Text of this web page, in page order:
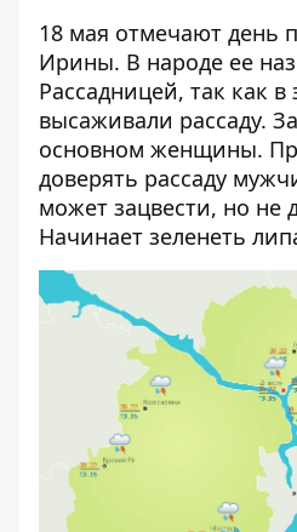
18 мая отмечают день
Ирины. В народе ее
Рассадницей, так как в
высаживали рассаду.
основном женщины.
доверять рассаду
может зацвести, но не
Начинает зеленеть